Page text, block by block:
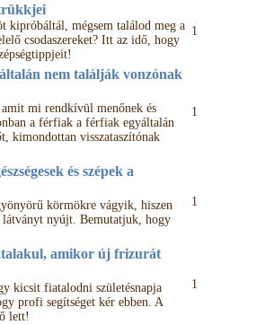
kipróbáltál, mégsem találod meg a
csodaszereket? Itt az idő, hogy
1
nem találják vonzónak
mi rendkívül menőnek és
a férfiak a férfiak egyáltalán
kimondottan visszataszítónak
1
és szépek a
körmökre vágyik, hiszen
látványt nyújt. Bemutatjuk, hogy
1
amikor új frizurát
kicsit fiatalodni születésnapja
profi segítséget kér ebben. A
lett!
1